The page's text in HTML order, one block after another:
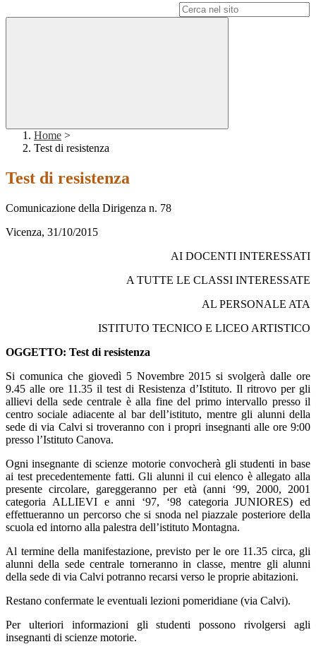
Home >
Test di resistenza
Test di resistenza
Comunicazione della Dirigenza n. 78
Vicenza, 31/10/2015
AI DOCENTI INTERESSATI
A TUTTE LE CLASSI INTERESSATE
AL PERSONALE ATA
ISTITUTO TECNICO E LICEO ARTISTICO
OGGETTO: Test di resistenza
Si comunica che giovedì 5 Novembre 2015 si svolgerà dalle ore
9.45 alle ore 11.35 il test di Resistenza d’Istituto. Il ritrovo per gli
allievi della sede centrale è alla fine del primo intervallo presso il
centro sociale adiacente al bar dell’istituto, mentre gli alunni della
sede di via Calvi si troveranno con i propri insegnanti alle ore 9:00
presso l’Istituto Canova.
Ogni insegnante di scienze motorie convocherà gli studenti in base
ai test precedentemente fatti. Gli alunni il cui elenco è allegato alla
presente circolare, gareggeranno per età (anni ‘99, 2000, 2001
categoria ALLIEVI e anni ‘97, ‘98 categoria JUNIORES) ed
effettueranno un percorso che si snoda nel piazzale posteriore della
scuola ed intorno alla palestra dell’istituto Montagna.
Al termine della manifestazione, previsto per le ore 11.35 circa, gli
alunni della sede centrale torneranno in classe, mentre gli alunni
della sede di via Calvi potranno recarsi verso le proprie abitazioni.
Restano confermate le eventuali lezioni pomeridiane (via Calvi).
Per ulteriori informazioni gli studenti possono rivolgersi agli
insegnanti di scienze motorie.